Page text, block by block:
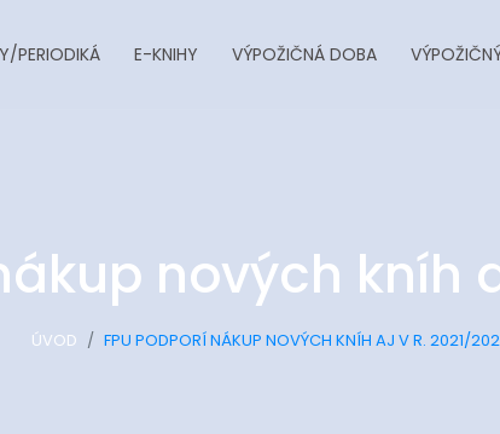
PERIODIKÁ E-KNIHY VÝPOŽIČNÁ DOBA
nových kníh
ÚVOD FPU PODPORÍ NÁKUP NOVÝCH KNÍH AJ V R. 2021/